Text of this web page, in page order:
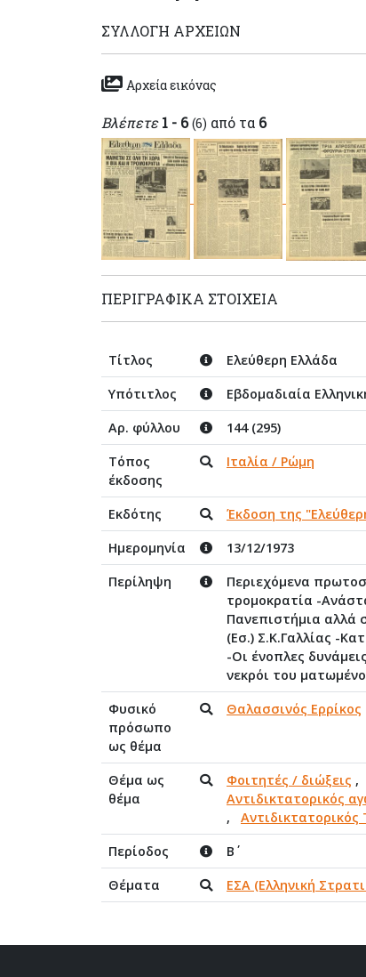
ΣΥΛΛΟΓΉ ΑΡΧΕΊΩΝ
Αρχεία εικόνας
Βλέπετε 1 - 6 (6) από τα 6
ΠΕΡΙΓΡΑΦΙΚΆ ΣΤΟΙΧΕΊΑ
Τίτλος
Ελεύθερη Ελλάδα
Υπότιτλος
Εβδομαδιαία
Αρ. φύλλου
144 (295)
Τόπος
έκδοσης
Ιταλία / Ρώμη
Εκδότης
Έκδοση της
Ημερομηνία
13/12/1973
Περίληψη
Περιεχόμενα
τρομοκρατία -
Πανεπιστήμια αλλά
(Εσ.) Σ.Κ.Γαλλίας -
-Οι ένοπλες
νεκρόι του
Φυσικό
πρόσωπο
ως θέμα
Θαλασσινός Ερρίκος
Θέμα ως
θέμα
Φοιτητές / διώξεις ,
Αντιδικτατορικός
,
Περίοδος
Β΄
Θέματα
ΕΣΑ (Ελληνική